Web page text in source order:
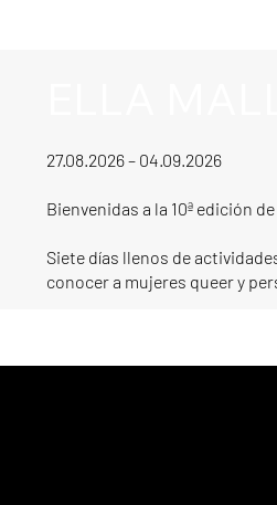
27.08.2026 – 04.09.2026
Bienvenidas a la 10ª edición
Siete días llenos de
conocer a mujeres queer y